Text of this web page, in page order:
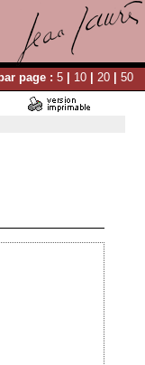
page : 5 | 10 | 20 | 50